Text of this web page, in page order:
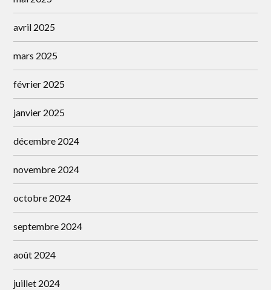
avril 2025
mars 2025
février 2025
janvier 2025
décembre 2024
novembre 2024
octobre 2024
septembre 2024
août 2024
juillet 2024